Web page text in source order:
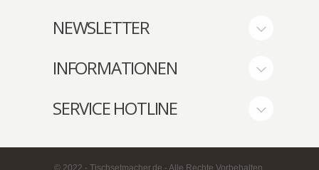
NEWSLETTER
INFORMATIONEN
SERVICE HOTLINE